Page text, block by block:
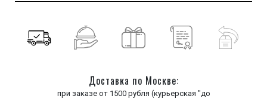
Доставка по Москве:
при заказе от 1500 рубля (курьерская "до